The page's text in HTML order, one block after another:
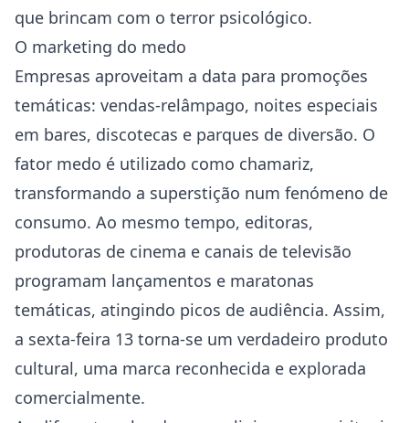
que brincam com o terror psicológico.
O marketing do medo
Empresas aproveitam a data para promoções
temáticas: vendas-relâmpago, noites especiais
em bares, discotecas e parques de diversão. O
fator medo é utilizado como chamariz,
transformando a superstição num fenómeno de
consumo. Ao mesmo tempo, editoras,
produtoras de cinema e canais de televisão
programam lançamentos e maratonas
temáticas, atingindo picos de audiência. Assim,
a sexta-feira 13 torna-se um verdadeiro produto
cultural, uma marca reconhecida e explorada
comercialmente.